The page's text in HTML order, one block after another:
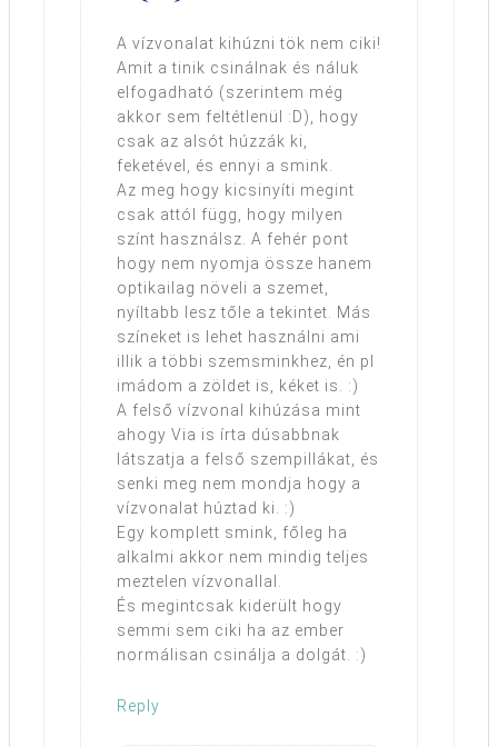
A vízvonalat kihúzni tök nem ciki!
Amit a tinik csinálnak és náluk
elfogadható (szerintem még
akkor sem feltétlenül :D), hogy
csak az alsót húzzák ki,
feketével, és ennyi a smink.
Az meg hogy kicsinyíti megint
csak attól függ, hogy milyen
színt használsz. A fehér pont
hogy nem nyomja össze hanem
optikailag növeli a szemet,
nyíltabb lesz tőle a tekintet. Más
színeket is lehet használni ami
illik a többi szemsminkhez, én pl
imádom a zöldet is, kéket is. :)
A felső vízvonal kihúzása mint
ahogy Via is írta dúsabbnak
látszatja a felső szempillákat, és
senki meg nem mondja hogy a
vízvonalat húztad ki. :)
Egy komplett smink, főleg ha
alkalmi akkor nem mindig teljes
meztelen vízvonallal.
És megintcsak kiderült hogy
semmi sem ciki ha az ember
normálisan csinálja a dolgát. :)
Reply